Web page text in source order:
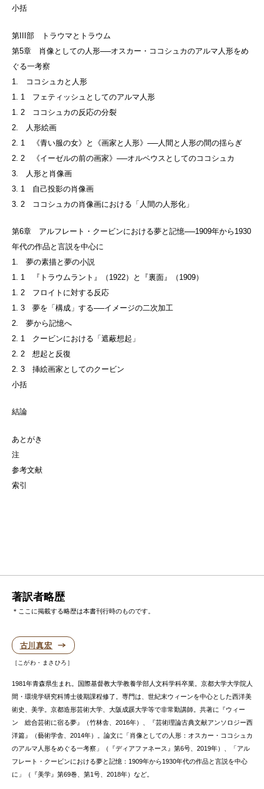
小括
第III部 トラウマとトラウム
第5章 肖像としての人形──オスカー・ココシュカのアルマ人形をめ
ぐる一考察
1. ココシュカと人形
1. 1 フェティッシュとしてのアルマ人形
1. 2 ココシュカの反応の分裂
2. 人形絵画
2. 1 《青い服の女》と《画家と人形》──人間と人形の間の揺らぎ
2. 2 《イーゼルの前の画家》──オルペウスとしてのココシュカ
3. 人形と肖像画
3. 1 自己投影の肖像画
3. 2 ココシュカの肖像画における「人間の人形化」
第6章 アルフレート・クービンにおける夢と記憶──1909年から1930
年代の作品と言説を中心に
1. 夢の素描と夢の小説
1. 1 『トラウムラント』（1922）と『裏面』（1909）
1. 2 フロイトに対する反応
1. 3 夢を「構成」する──イメージの二次加工
2. 夢から記憶へ
2. 1 クービンにおける「遮蔽想起」
2. 2 想起と反復
2. 3 挿絵画家としてのクービン
小括
結論
あとがき
注
参考文献
索引
著訳者略歴
＊ここに掲載する略歴は本書刊行時のものです。
古川真宏
こがわ・まさひろ
1981年青森県生まれ。国際基督教大学教養学部人文科学科卒業。京都大学大学院人
間・環境学研究科博士後期課程修了。専門は、世紀末ウィーンを中心とした西洋美
術史、美学。京都造形芸術大学、大阪成蹊大学等で非常勤講師。共著に『ウィー
ン 総合芸術に宿る夢』（竹林舎、2016年）、『芸術理論古典文献アンソロジー西
洋篇』（藝術学舎、2014年）。論文に「肖像としての人形：オスカー・ココシュカ
のアルマ人形をめぐる一考察」（『ディアファネース』第6号、2019年）、「アル
フレート・クービンにおける夢と記憶：1909年から1930年代の作品と言説を中心
に」（『美学』第69巻、第1号、2018年）など。